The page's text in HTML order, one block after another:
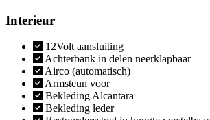
Interieur
12Volt aansluiting
Achterbank in delen neerklapbaar
Airco (automatisch)
Armsteun voor
Bekleding Alcantara
Bekleding leder